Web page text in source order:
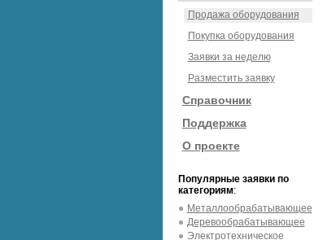
Продажа оборудования
Покупка оборудования
Заявки за неделю
Разместить заявку
Справочник
Поддержка
О проекте
Популярные заявки по
категориям:
Металлообрабатывающее
Деревообрабатывающее
Электротехническое